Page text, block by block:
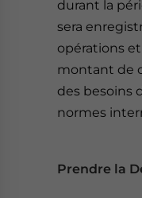
durant la
sera
opérations
montant de
des besoins
normes
Prendre la